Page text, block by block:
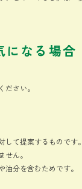
になる場合
ださい。
して提案するものです
せん。
分を含むためです。